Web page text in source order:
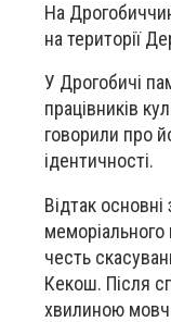
На
на території
У Дрогобичі
працівників
говорили про
ідентичності.
Відтак
честь
Кекош. Після
хвилиною